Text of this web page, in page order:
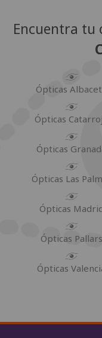
Encuentra tu
Ópticas
Ópticas
Ópticas
Ópticas Las
Ópticas
Ópticas Pallars
Ópticas